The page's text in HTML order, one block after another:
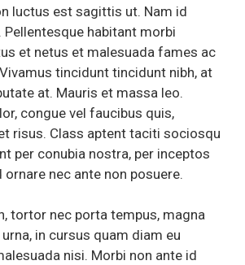
luctus est sagittis ut. Nam id
habitant morbi
et netus et malesuada fames ac
tincidunt tincidunt nibh, at
at. Mauris et massa leo.
congue vel faucibus quis,
risus. Class aptent taciti sociosqu
per conubia nostra, per inceptos
ornare nec ante non posuere.
tortor nec porta tempus, magna
in cursus quam diam eu
nisi. Morbi non ante id